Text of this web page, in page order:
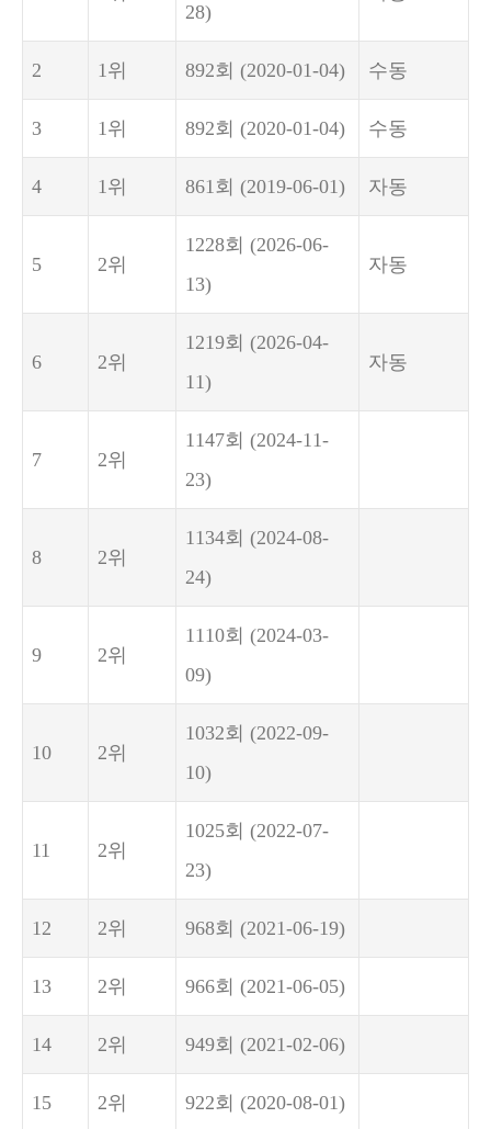
28)
2 1위 892회 (2020-01-04) 수동
3 1위 892회 (2020-01-04) 수동
4 1위 861회 (2019-06-01) 자동
5 2위
1228회 (2026-06-
13)
자동
6 2위
1219회 (2026-04-
11)
자동
7 2위
1147회 (2024-11-
23)
8 2위
1134회 (2024-08-
24)
9 2위
1110회 (2024-03-
09)
10 2위
1032회 (2022-09-
10)
11 2위
1025회 (2022-07-
23)
12 2위 968회 (2021-06-19)
13 2위 966회 (2021-06-05)
14 2위 949회 (2021-02-06)
15 2위 922회 (2020-08-01)